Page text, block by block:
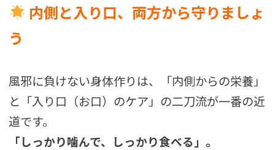
内側と入り口、両方から守りましょ
う
風邪に負けない身体作りは、「内側からの栄養」
と「入り口（お口）のケア」の二刀流が一番の近
道です。
「しっかり噛んで、しっかり食べる」。